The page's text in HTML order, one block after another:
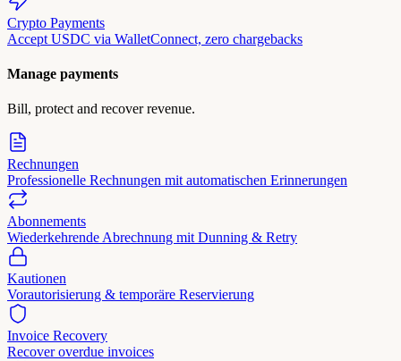
Crypto Payments
Accept USDC via WalletConnect, zero chargebacks
Manage payments
Bill, protect and recover revenue.
Rechnungen
Professionelle Rechnungen mit automatischen Erinnerungen
Abonnements
Wiederkehrende Abrechnung mit Dunning & Retry
Kautionen
Vorautorisierung & temporäre Reservierung
Invoice Recovery
Recover overdue invoices